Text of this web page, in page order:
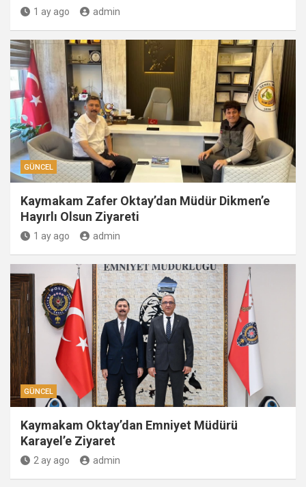
1 ay ago admin
GÜNCEL
Kaymakam Zafer Oktay’dan Müdür Dikmen’e
Hayırlı Olsun Ziyareti
1 ay ago admin
GÜNCEL
Kaymakam Oktay’dan Emniyet Müdürü
Karayel’e Ziyaret
2 ay ago admin